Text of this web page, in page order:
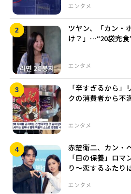
エンタメ
エンタメ
ツヤン、「カン・
け？」…“20袋完食
エンタメ
「辛すぎるから
クの消費者から不
エンタメ
赤楚衛二、カン・
「目の保養」ロ
り～恋するふたり